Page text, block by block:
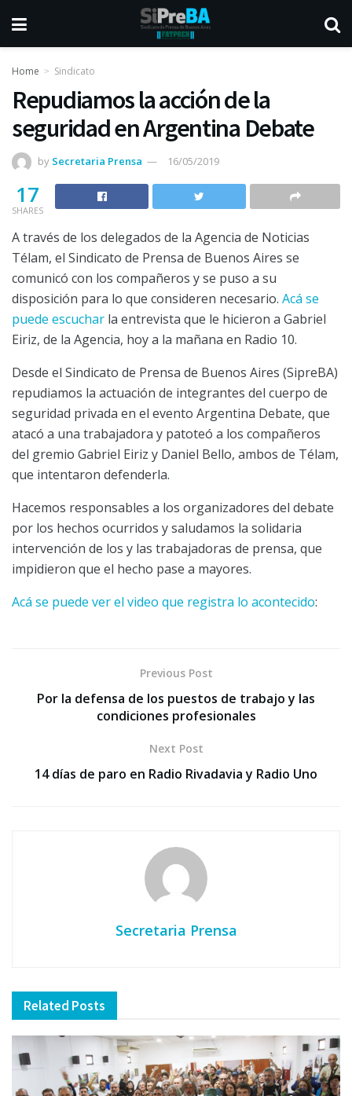
Home Sindicato
Repudiamos la acción de la
seguridad en Argentina Debate
by Secretaria Prensa 16/05/2019
17
SHARES
A través de los delegados de la Agencia de Noticias
Télam, el Sindicato de Prensa de Buenos Aires se
comunicó con los compañeros y se puso a su
disposición para lo que consideren necesario. Acá se
puede escuchar la entrevista que le hicieron a Gabriel
Eiriz, de la Agencia, hoy a la mañana en Radio 10.
Desde el Sindicato de Prensa de Buenos Aires (SipreBA)
repudiamos la actuación de integrantes del cuerpo de
seguridad privada en el evento Argentina Debate, que
atacó a una trabajadora y patoteó a los compañeros
del gremio Gabriel Eiriz y Daniel Bello, ambos de Télam,
que intentaron defenderla.
Hacemos responsables a los organizadores del debate
por los hechos ocurridos y saludamos la solidaria
intervención de los y las trabajadoras de prensa, que
impidieron que el hecho pase a mayores.
Acá se puede ver el video que registra lo acontecido:
Previous Post
Por la defensa de los puestos de trabajo y las
condiciones profesionales
Next Post
14 días de paro en Radio Rivadavia y Radio Uno
Secretaria Prensa
Related Posts